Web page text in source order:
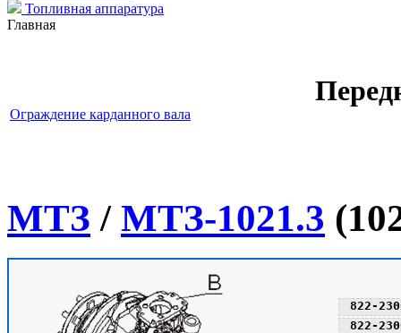
Топливная аппаратура
Главная
Ограждение карданного вала
МТЗ / МТЗ-1021.3
822-
822-